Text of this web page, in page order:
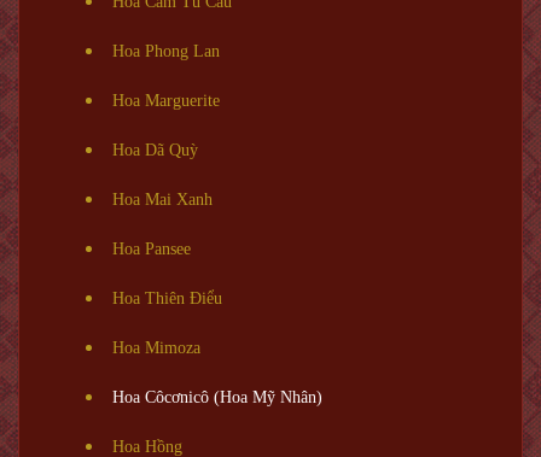
Hoa Phong Lan
Hoa Marguerite
Hoa Dã Quỳ
Hoa Mai Xanh
Hoa Pansee
Hoa Thiên Điểu
Hoa Mimoza
Hoa Côcơnicô (Hoa Mỹ Nhân)
Hoa Hồng